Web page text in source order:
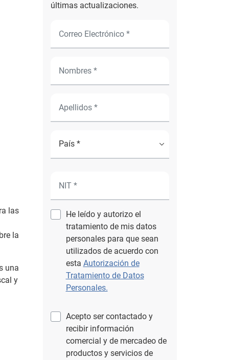
las
la
una
y
últimas actualizaciones.
He leído y autorizo el
tratamiento de mis datos
personales para que sean
utilizados de acuerdo con
esta Autorización de
Tratamiento de Datos
Personales.
Acepto ser contactado y
recibir información
comercial y de mercadeo de
productos y servicios de